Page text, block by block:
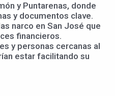
y Puntarenas, donde
y documentos clave.
narco en San José que
financieros.
y personas cercanas al
estar facilitando su